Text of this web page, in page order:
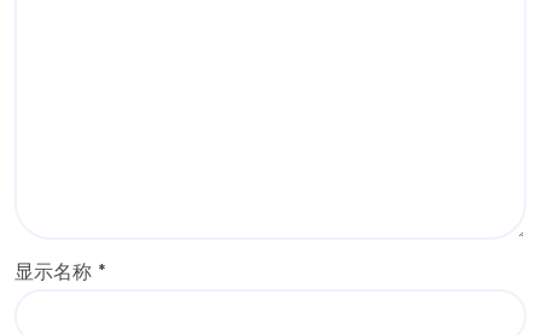
显示名称 *